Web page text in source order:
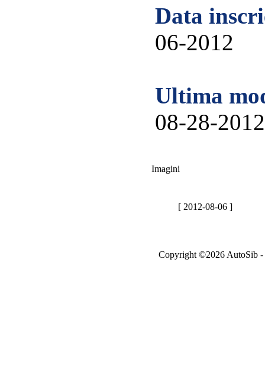
Data
06-2012
Ultima
08-28-2012
Imagini
[ 2012-08-06 ]
Copyright ©2026 AutoSib -